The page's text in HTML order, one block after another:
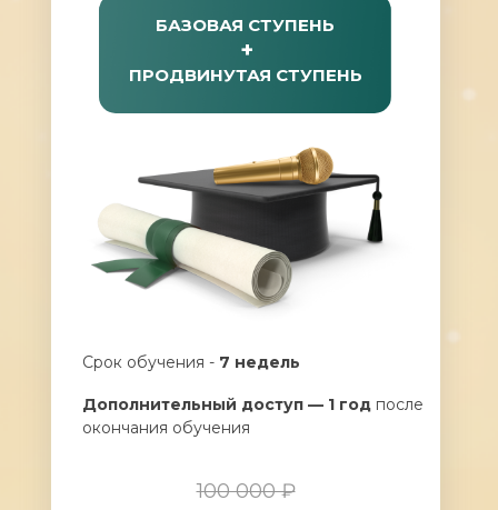
Срок обучения - 7 недель
Дополнительный доступ — 1 год после
окончания обучения
100 000 ₽
БАЗОВАЯ СТУПЕНЬ
ПРОДВИНУТАЯ СТУПЕНЬ
+